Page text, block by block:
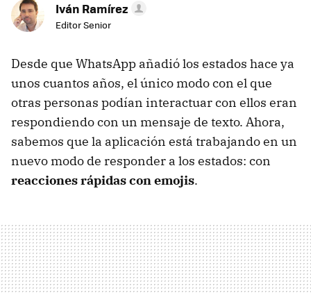
Iván Ramírez
Editor Senior
Desde que WhatsApp añadió los estados hace ya
unos cuantos años, el único modo con el que
otras personas podían interactuar con ellos eran
respondiendo con un mensaje de texto. Ahora,
sabemos que la aplicación está trabajando en un
nuevo modo de responder a los estados: con
reacciones rápidas con emojis.